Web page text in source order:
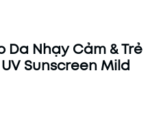
Da Nhạy Cảm & Trẻ
Sunscreen Mild